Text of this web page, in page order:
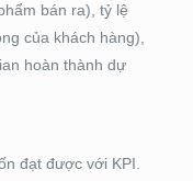
bán ra), tỷ lệ
của khách hàng),
hoàn thành dự
đạt được với KPI.